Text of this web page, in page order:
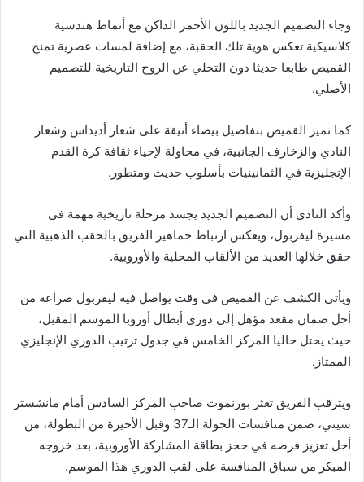
وجاء التصميم الجديد باللون الأحمر الداكن مع أنماط هندسية
كلاسيكية تعكس هوية تلك الحقبة، مع إضافة لمسات عصرية تمنح
القميص طابعا حديثا دون التخلي عن الروح التاريخية للتصميم
الأصلي.
كما تميز القميص بتفاصيل بيضاء أنيقة على شعار أديداس وشعار
النادي والزخارف الجانبية، في محاولة لإحياء ثقافة كرة القدم
الإنجليزية في الثمانينيات بأسلوب حديث ومتطور.
وأكد النادي أن التصميم الجديد يجسد مرحلة تاريخية مهمة في
مسيرة ليفربول، ويعكس ارتباط جماهير الفريق بالحقب الذهبية التي
حقق خلالها العديد من الألقاب المحلية والأوروبية.
ويأتي الكشف عن القميص في وقت يواصل فيه ليفربول صراعه من
أجل ضمان مقعد مؤهل إلى دوري أبطال أوروبا الموسم المقبل،
حيث يحتل حاليا المركز الخامس في جدول ترتيب الدوري الإنجليزي
الممتاز.
ويترقب الفريق تعثر بورنموث صاحب المركز السادس أمام مانشستر
سيتي، ضمن منافسات الجولة الـ37 وقبل الأخيرة من البطولة، من
أجل تعزيز فرصه في حجز بطاقة المشاركة الأوروبية، بعد خروجه
المبكر من سباق المنافسة على لقب الدوري هذا الموسم.